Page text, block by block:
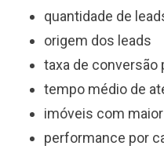
quantidade de
origem dos leads
taxa de conversão
tempo médio de
imóveis com
performance por